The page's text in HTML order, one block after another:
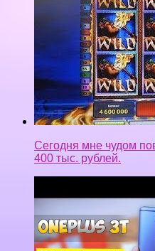
Сегодня мне чудом
400 тыс. рублей.